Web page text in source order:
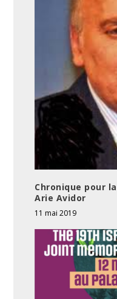
Chronique pour
Arie Avidor
11 mai 2019